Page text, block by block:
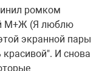
ромком
М+Ж (Я люблю
экранной пары
красивой". И снова